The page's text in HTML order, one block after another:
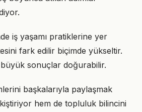
iş yaşamı pratiklerine yer
fark edilir biçimde yükseltir.
sonuçlar doğurabilir.
başkalarıyla paylaşmak
hem de topluluk bilincini